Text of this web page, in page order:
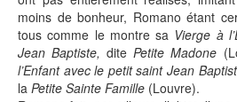
moins de bonheur, Romano étant
tous comme le montre sa Vierge à
Jean Baptiste, ditePetite Madone
l’Enfant avec le petit saint Jean
la Petite Sainte Famille (Louvre).